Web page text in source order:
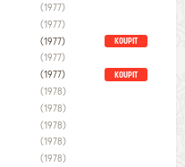
(1977)
(1977)
(1977) KOUPIT
(1977)
(1977) KOUPIT
(1978)
(1978)
(1978)
(1978)
(1978)